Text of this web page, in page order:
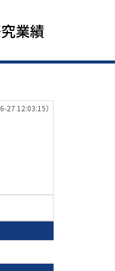
業績
27 12:03:15）